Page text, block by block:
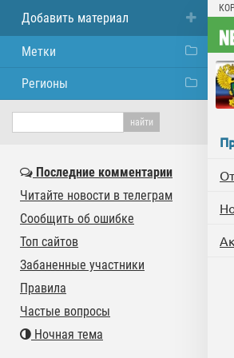
Добавить материал
Метки
Регионы
Последние комментарии
Читайте новости в телеграм
Сообщить об ошибке
Топ сайтов
Забаненные участники
Правила
Частые вопросы
Ночная тема